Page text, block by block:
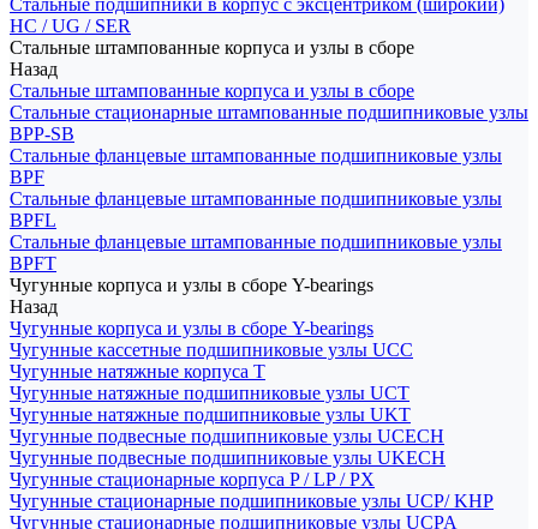
Стальные подшипники в корпус с эксцентриком (широкий)
HC / UG / SER
Стальные штампованные корпуса и узлы в сборе
Назад
Стальные штампованные корпуса и узлы в сборе
Стальные стационарные штампованные подшипниковые узлы
BPP-SB
Стальные фланцевые штампованные подшипниковые узлы
BPF
Стальные фланцевые штампованные подшипниковые узлы
BPFL
Стальные фланцевые штампованные подшипниковые узлы
BPFT
Чугунные корпуса и узлы в сборе Y-bearings
Назад
Чугунные корпуса и узлы в сборе Y-bearings
Чугунные кассетные подшипниковые узлы UCC
Чугунные натяжные корпуса T
Чугунные натяжные подшипниковые узлы UCT
Чугунные натяжные подшипниковые узлы UKT
Чугунные подвесные подшипниковые узлы UCECH
Чугунные подвесные подшипниковые узлы UKECH
Чугунные стационарные корпуса P / LP / PX
Чугунные стационарные подшипниковые узлы UCP/ KHP
Чугунные стационарные подшипниковые узлы UCPA